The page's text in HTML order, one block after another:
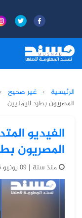
الرئيسية › غير صحيح ›
المصريون بطرد اليمنيين
الفيديو
المصريون
منذ سنة | 09 يونيو 2025